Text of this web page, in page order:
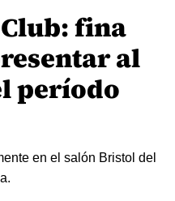
fina
al
período
en el salón Bristol del